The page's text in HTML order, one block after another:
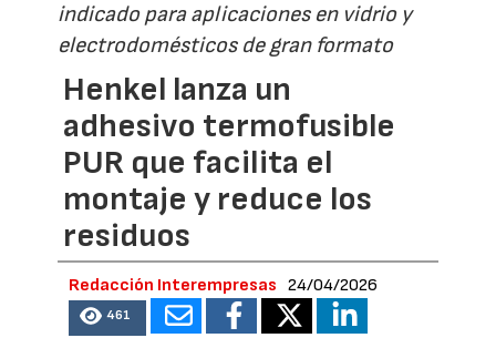
indicado para aplicaciones en vidrio y
electrodomésticos de gran formato
Henkel lanza un
adhesivo termofusible
PUR que facilita el
montaje y reduce los
residuos
Redacción Interempresas 24/04/2026
461